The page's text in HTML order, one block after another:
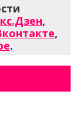
,
,
.